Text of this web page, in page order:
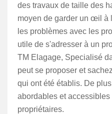
des travaux de taille des
moyen de garder un œil à
les problèmes avec les
utile de s'adresser à un
TM Elagage, Specialisé
peut se proposer et
qui ont été établis. De
abordables et
propriétaires.